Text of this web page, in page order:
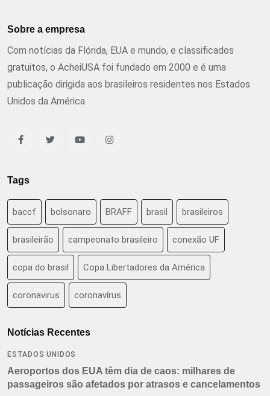
Sobre a empresa
Com notícias da Flórida, EUA e mundo, e classificados
gratuitos, o AcheiUSA foi fundado em 2000 e é uma
publicação dirigida aos brasileiros residentes nos Estados
Unidos da América
Tags
baccf bolsonaro BRAFF brasil brasileiros
brasileirão campeonato brasileiro conexão UF
copa do brasil Copa Libertadores da América
coronavirus coronavírus
Notícias Recentes
ESTADOS UNIDOS
Aeroportos dos EUA têm dia de caos: milhares de
passageiros são afetados por atrasos e cancelamentos